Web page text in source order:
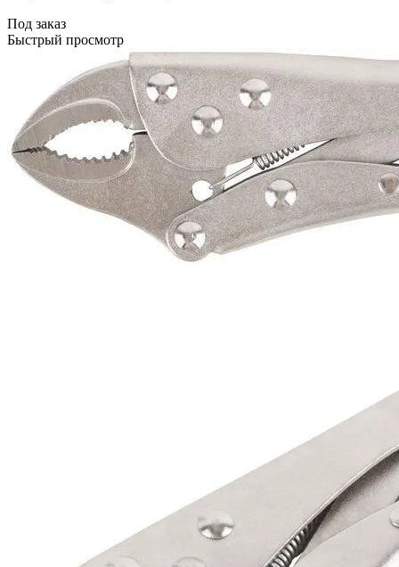
Под заказ
Быстрый просмотр